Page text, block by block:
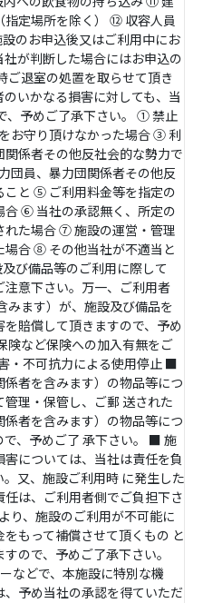
定場所を除く） ⑫ 収容人員
のお申込後又はご利用中にお
が判断した場合にはお申込の
ご退室の処置を取らせて頂き
いかなる損害に対しても、当
、予めご了承下さい。 ① 禁止
お守り頂けなかった場合 ③ 利
係者その他反社会的な勢力で
団員、暴力団関係者その他反
こと ⑤ ご利用料金等を指定の
合 ⑥ 当社の承認無く、所定の
れた場合 ⑦ 施設の運営・管理
合 ⑧ その他当社が不適当と
び備品等のご利用に際して
意下さい。万一、ご利用者
みます）が、施設及び備品を
賠償して頂きますので、予め
険など保険への加入有無をご
・不可抗力による使用停止 ■
者を含みます）の物品等につ
理・保管し、ご郵 送された
者を含みます）の物品等につ
、予めご了 承下さい。 ■ 施
については、当社は責任を負
又、施設ご利用時 に発生した
は、ご利用者側でご負担下さ
り、施設のご利用が不可能に
もって補償させて頂くもの と
ので、予めご了承下さい。
などで、本施設に特別な機
予め当社の承認を得ていただ